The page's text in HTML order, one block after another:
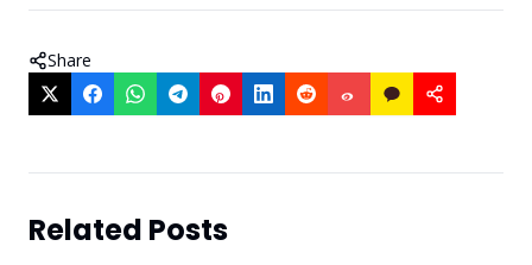
Share
Related Posts